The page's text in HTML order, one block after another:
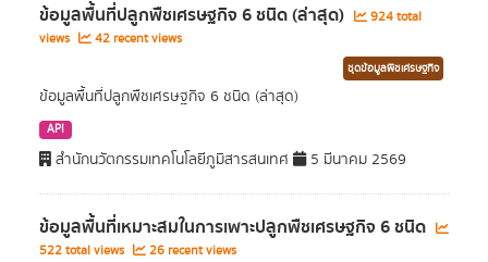
ข้อมูลพื้นที่ปลูกพืชเศรษฐกิจ 6 ชนิด (ล่าสุด)
924 total
views
42 recent views
ชุดข้อมูลพืชเศรษฐกิจ
ข้อมูลพื้นที่ปลูกพืชเศรษฐกิจ 6 ชนิด (ล่าสุด)
API
สำนักนวัตกรรมเทคโนโลยีภูมิสารสนเทศ 5 มีนาคม 2569
ข้อมูลพื้นที่เหมาะสมในการเพาะปลูกพืชเศรษฐกิจ 6 ชนิด
522 total views 26 recent views